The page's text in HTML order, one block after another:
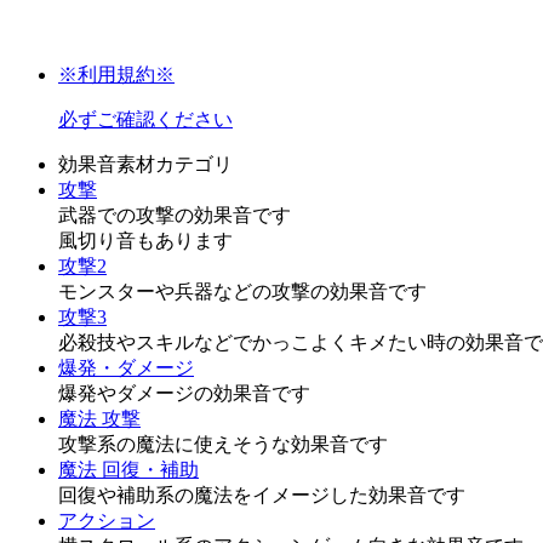
※利用規約※
必ずご確認ください
効果音素材カテゴリ
攻撃
武器での攻撃の効果音です
風切り音もあります
攻撃2
モンスターや兵器などの攻撃の効果音です
攻撃3
必殺技やスキルなどでかっこよくキメたい時の効果音
爆発・ダメージ
爆発やダメージの効果音です
魔法 攻撃
攻撃系の魔法に使えそうな効果音です
魔法 回復・補助
回復や補助系の魔法をイメージした効果音です
アクション